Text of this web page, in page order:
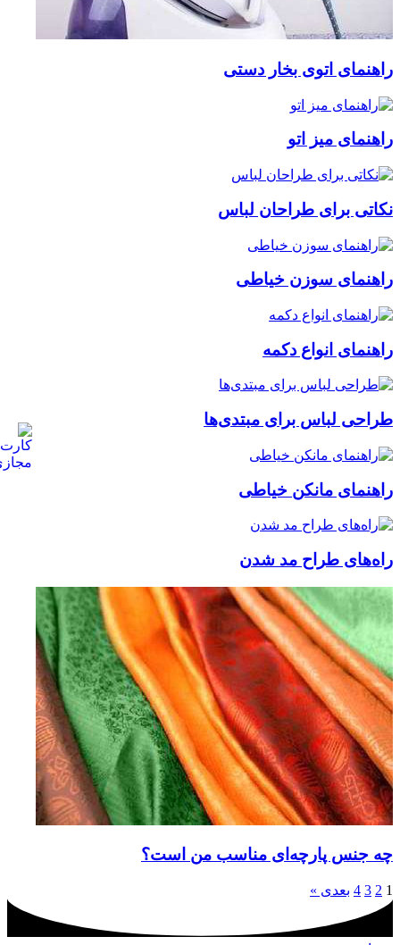
راهنمای اتوی بخار دستی
راهنمای میز اتو
نکاتی برای طراحان لباس
راهنمای سوزن خیاطی
راهنمای انواع دکمه
طراحی لباس برای مبتدی‌ها
راهنمای مانکن خیاطی
راه‌های طراح مد شدن
چه جنس پارچه‌ای مناسب من است؟
1
2
3
4 بعدی »